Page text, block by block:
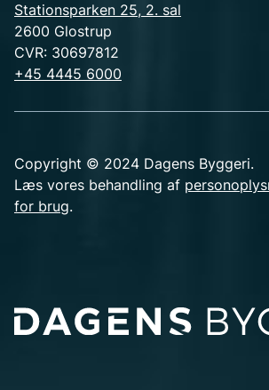
Stationsparken 25, 2. sal
2600 Glostrup
CVR: 30697812
+45 4445 6000
Copyright © 2024 Dagens Byggeri.
Læs vores behandling af
for brug.